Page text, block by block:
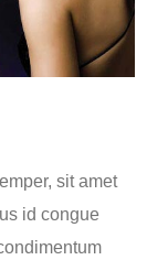
sit amet
id congue